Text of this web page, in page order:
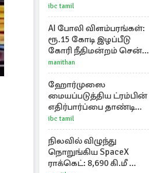
ibc tamil
AI போலி விளம்பரங்கள்:
ரூ.15 கோடி இழப்பீடு
கோரி நீதிமன்றம் சென்ற
நடிகை ஸ்ருதி ஹாசன்!
manithan
ஹோர்முஸை
மையப்படுத்திய ட்ரம்பின்
எதிர்பார்ப்பை தாண்டி
ஈரான் - ஓமான் ஒப்பந்தம்!
ibc tamil
நிலவில் விழுந்து
நொறுங்கிய SpaceX
ராக்கெட்: 8,690 கி.மீ வேக